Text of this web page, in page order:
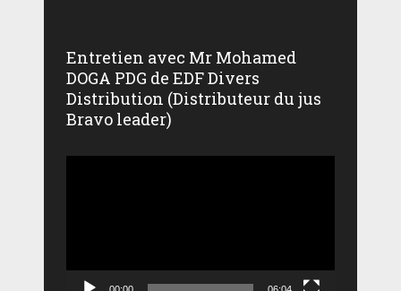
Entretien avec Mr Mohamed
DOGA PDG de EDF Divers
Distribution (Distributeur du jus
Bravo leader)